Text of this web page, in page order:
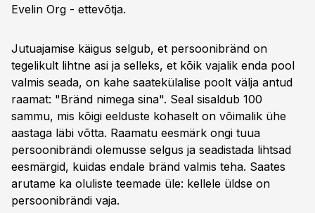
Evelin Org - ettevõtja.
Jutuajamise käigus selgub, et persoonibränd on
tegelikult lihtne asi ja selleks, et kõik vajalik enda pool
valmis seada, on kahe saatekülalise poolt välja antud
raamat: "Bränd nimega sina". Seal sisaldub 100
sammu, mis kõigi eelduste kohaselt on võimalik ühe
aastaga läbi võtta. Raamatu eesmärk ongi tuua
persoonibrändi olemusse selgus ja seadistada lihtsad
eesmärgid, kuidas endale bränd valmis teha. Saates
arutame ka oluliste teemade üle: kellele üldse on
persoonibrändi vaja.